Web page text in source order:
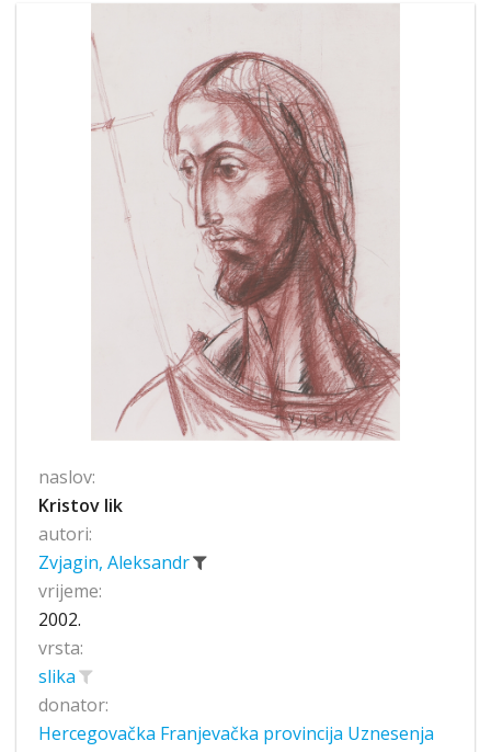
naslov:
Kristov lik
autori:
Zvjagin, Aleksandr
vrijeme:
2002.
vrsta:
slika
donator:
Hercegovačka Franjevačka provincija Uznesenja